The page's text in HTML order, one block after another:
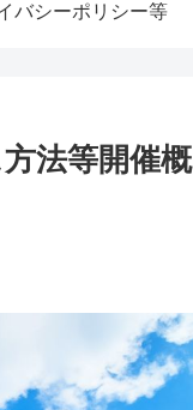
バシーポリシー等
法等開催概